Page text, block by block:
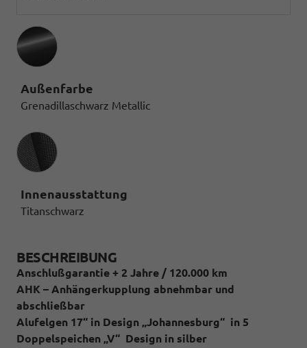
Außenfarbe
Grenadillaschwarz Metallic
Innenausstattung
Innenausstattung
Titanschwarz
BESCHREIBUNG
Anschlußgarantie + 2 Jahre / 120.000 km
AHK – Anhängerkupplung abnehmbar und
abschließbar
Alufelgen 17“ in Design „Johannesburg“ in 5
Doppelspeichen „V“ Design in silber